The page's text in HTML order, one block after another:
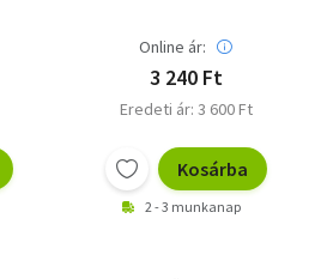
Online ár:
3 240 Ft
Eredeti ár: 3 600 Ft
Kosárba
2 - 3 munkanap